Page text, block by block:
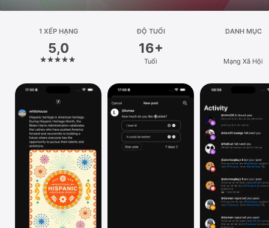
Tìm kiếm
Nền tảng
iPhone
iPad
Vision
Watch
1 XẾP HẠNG
5,0
ĐỘ TUỔI
16+
Tuổi
DANH MỤC
Mạng Xã Hội